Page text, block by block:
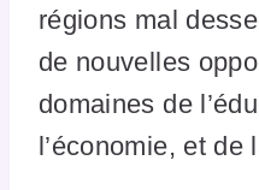
régions mal
de nouvelles
domaines de
l’économie, et de